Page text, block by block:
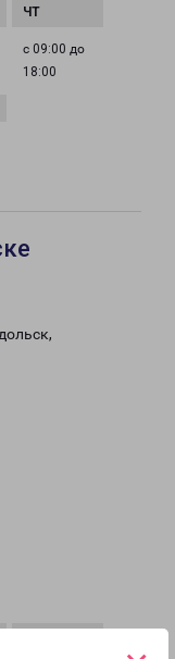
с 09:00 до
18:00